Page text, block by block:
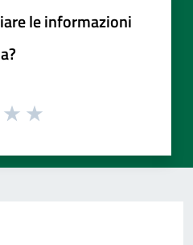
le informazioni